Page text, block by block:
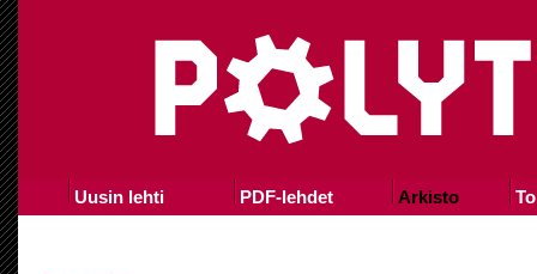
Uusin lehti PDF-lehdet Arkisto